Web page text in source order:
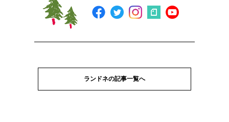
ランドネの記事一覧へ